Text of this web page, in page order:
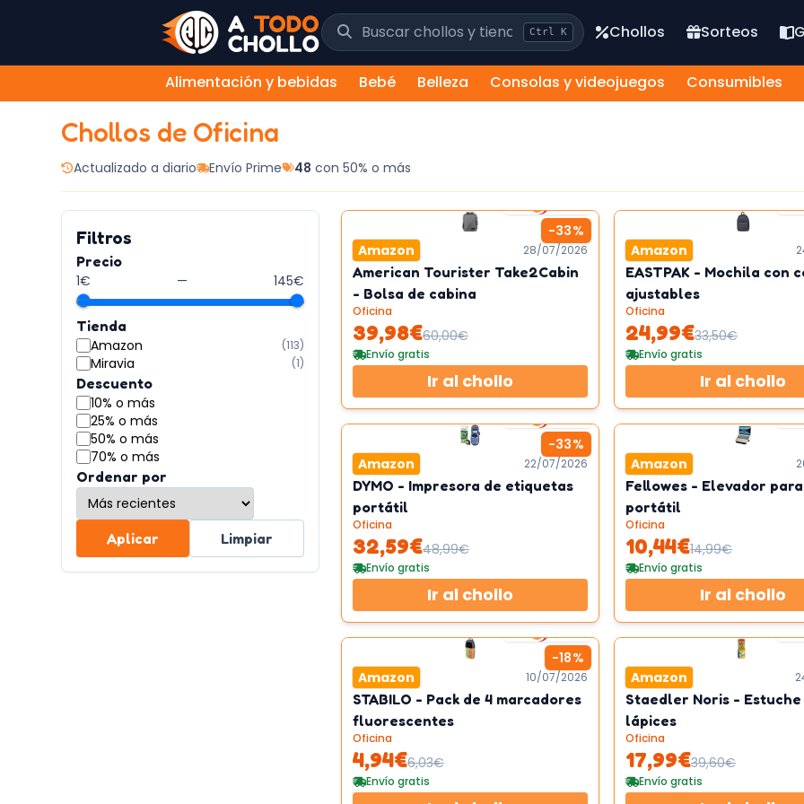
Buscar chollos y tiendas Ctrl K Chollos Sorteos
Alimentación y bebidas Bebé Belleza Consolas y videojuegos Consumibles
Chollos de Oficina
Actualizado a diario
Envío Prime 48 con 50% o más
Filtros
Precio
1€ — 145€
Tienda
Amazon
(113)
Miravia (1)
Descuento
10% o más
25% o más
50% o más
70% o más
Ordenar por
Aplicar Limpiar
-33%
2km/h
Amazon 28/07/2026
American Tourister Take2Cabin
- Bolsa de cabina
Oficina
39,98€60,00€
Envío gratis
Ir al chollo
Amazon
EASTPAK - Mochila con
ajustables
Oficina
24,99€33,50€
Envío gratis
Ir al chollo
-33%
2km/h
Amazon 22/07/2026
DYMO - Impresora de etiquetas
portátil
Oficina
32,59€48,99€
Envío gratis
Ir al chollo
Amazon
Fellowes - Elevador para
portátil
Oficina
10,44€14,99€
Envío gratis
Ir al chollo
-18%
2km/h
Amazon 10/07/2026
STABILO - Pack de 4 marcadores
fluorescentes
Oficina
4,94€6,03€
Envío gratis
Amazon
Staedler Noris - Estuche
lápices
Oficina
17,99€39,60€
Envío gratis